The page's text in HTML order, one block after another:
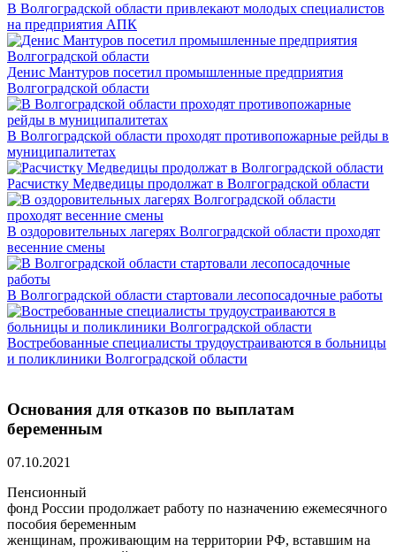
В Волгоградской области привлекают молодых специалистов
на предприятия АПК
Денис Мантуров посетил промышленные предприятия
Волгоградской области
В Волгоградской области проходят противопожарные рейды в
муниципалитетах
Расчистку Медведицы продолжат в Волгоградской области
В оздоровительных лагерях Волгоградской области проходят
весенние смены
В Волгоградской области стартовали лесопосадочные работы
Востребованные специалисты трудоустраиваются в больницы
и поликлиники Волгоградской области
Основания для отказов по выплатам
беременным
07.10.2021
Пенсионный
фонд России продолжает работу по назначению ежемесячного
пособия беременным
женщинам, проживающим на территории РФ, вставшим на